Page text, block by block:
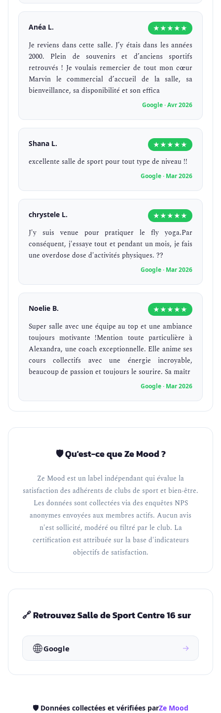
Anéa L. ★★★★★
Je reviens dans cette salle. J’y étais dans les années
2000. Plein de souvenirs et d’anciens sportifs
retrouvés ! Je voulais remercier de tout mon cœur
Marvin le commercial d’accueil de la salle, sa
bienveillance, sa disponibilité et son effica
Google · Avr 2026
Shana L. ★★★★★
excellente salle de sport pour tout type de niveau !!
Google · Mar 2026
chrystele L. ★★★★★
J'y suis venue pour pratiquer le fly yoga.Par
conséquent, j'essaye tout et pendant un mois, je fais
une overdose dose d'activités physiques. ??
Google · Mar 2026
Noelie B. ★★★★★
Super salle avec une équipe au top et une ambiance
toujours motivante !Mention toute particulière à
Alexandra, une coach exceptionnelle. Elle anime ses
cours collectifs avec une énergie incroyable,
beaucoup de passion et toujours le sourire. Sa maîtr
Google · Mar 2026
🛡️ Qu'est-ce que Ze Mood ?
Ze Mood est un label indépendant qui évalue la
satisfaction des adhérents de clubs de sport et bien-être.
Les données sont collectées via des enquêtes NPS
anonymes envoyées aux membres actifs. Aucun avis
n'est sollicité, modéré ou filtré par le club. La
certification est attribuée sur la base d'indicateurs
objectifs de satisfaction.
🔗 Retrouvez Salle de Sport Centre 16 sur
🌐 Google →
🛡️ Données collectées et vérifiées parZe Mood